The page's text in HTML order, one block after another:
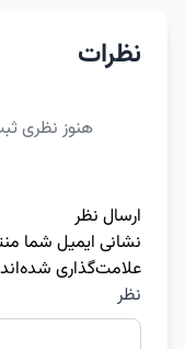
نظرات
هنوز نظری
ارسال نظر
نشانی ایمیل شما
علامت‌گذاری شده‌اند
نظر